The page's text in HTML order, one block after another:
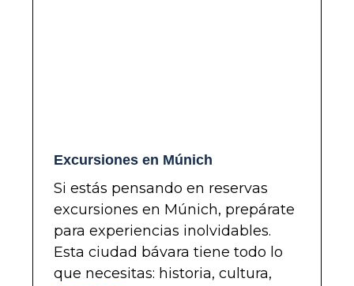
Excursiones en Múnich
Si estás pensando en reservas
excursiones en Múnich, prepárate
para experiencias inolvidables.
Esta ciudad bávara tiene todo lo
que necesitas: historia, cultura,